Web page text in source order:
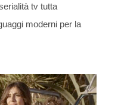
tv tutta
moderni per la